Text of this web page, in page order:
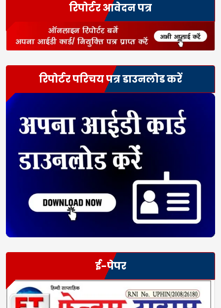
रिपोर्टर आवेदन पत्र
रिपोर्टर परिचय पत्र डाउनलोड करें
ई-पेपर